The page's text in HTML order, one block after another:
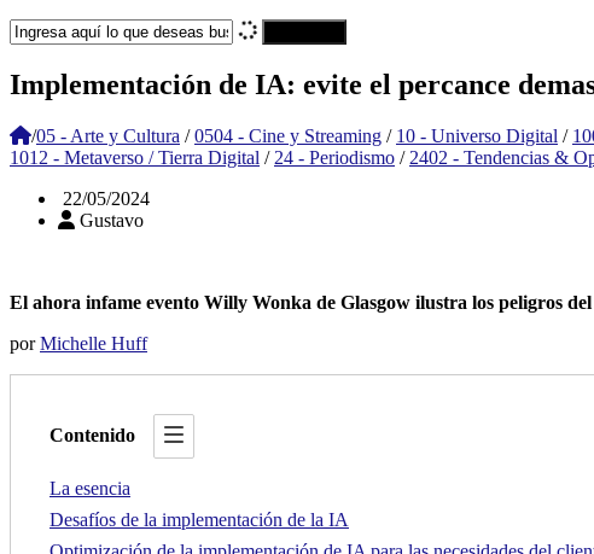
Implementación de IA: evite el percance
/05 - Arte y Cultura / 0504 - Cine y Streaming / 10 - Universo Digital /
1012 - Metaverso / Tierra Digital / 24 - Periodismo / 2402 - Tendencias &
22/05/2024
Gustavo
El ahora infame evento Willy Wonka de Glasgow ilustra los peligros
porMichelle Huff
Contenido
La esencia
Desafíos de la implementación de la IA